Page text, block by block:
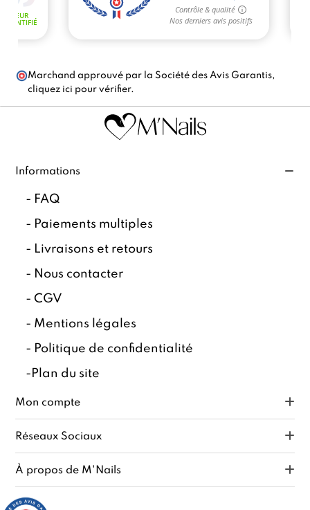
Marchand approuvé par la Société des Avis Garantis,
cliquez ici pour vérifier.
Informations
- FAQ
- Paiements multiples
- Livraisons et retours
- Nous contacter
-CGV
- Mentions légales
- Politique de confidentialité
- Plan du site
Mon compte
Réseaux Sociaux
À propos de M'Nails